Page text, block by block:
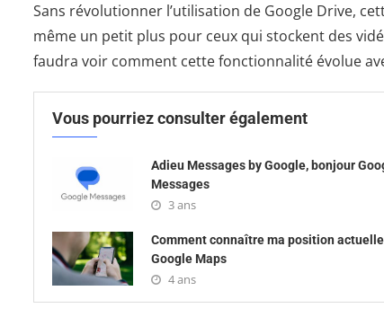
Sans révolutionner l’utilisation de Google Drive,
même un petit plus pour ceux qui stockent des
faudra voir comment cette fonctionnalité évolue
Vous pourriez consulter également
Adieu Messages by Google, bonjour
Messages
3 ans
Comment connaître ma position
Google Maps
4 ans